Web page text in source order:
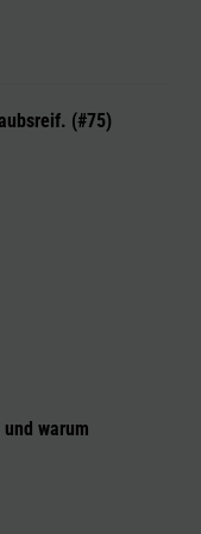
(#75)
warum